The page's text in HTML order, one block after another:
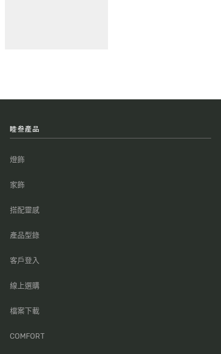
睦叁產品
燈飾
家飾
搭配靈感
產品型錄
客戶登入
線上選購
檔案下載
COMFORT